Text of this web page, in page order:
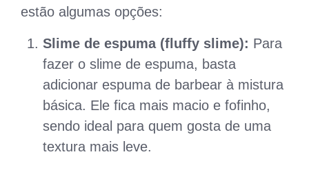
estão algumas opções:
Slime de espuma (fluffy slime): Para
fazer o slime de espuma, basta
adicionar espuma de barbear à mistura
básica. Ele fica mais macio e fofinho,
sendo ideal para quem gosta de uma
textura mais leve.